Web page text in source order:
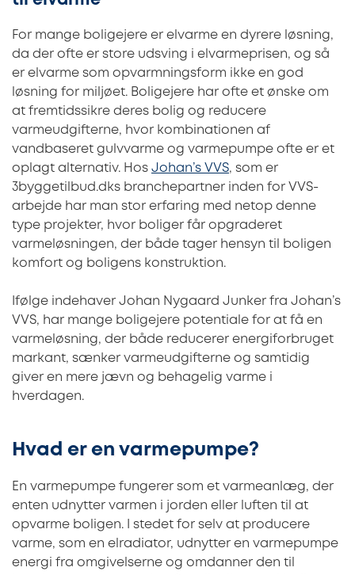
For mange boligejere er elvarme en dyrere løsning,
da der ofte er store udsving i elvarmeprisen, og så
er elvarme som opvarmningsform ikke en god
løsning for miljøet. Boligejere har ofte et ønske om
at fremtidssikre deres bolig og reducere
varmeudgifterne, hvor kombinationen af
vandbaseret gulvvarme og varmepumpe ofte er et
oplagt alternativ. Hos Johan’s VVS, som er
3byggetilbud.dks branchepartner inden for VVS-
arbejde har man stor erfaring med netop denne
type projekter, hvor boliger får opgraderet
varmeløsningen, der både tager hensyn til boligen
komfort og boligens konstruktion.
Ifølge indehaver Johan Nygaard Junker fra Johan’s
VVS, har mange boligejere potentiale for at få en
varmeløsning, der både reducerer energiforbruget
markant, sænker varmeudgifterne og samtidig
giver en mere jævn og behagelig varme i
hverdagen.
Hvad er en varmepumpe?
En varmepumpe fungerer som et varmeanlæg, der
enten udnytter varmen i jorden eller luften til at
opvarme boligen. I stedet for selv at producere
varme, som en elradiator, udnytter en varmepumpe
energi fra omgivelserne og omdanner den til